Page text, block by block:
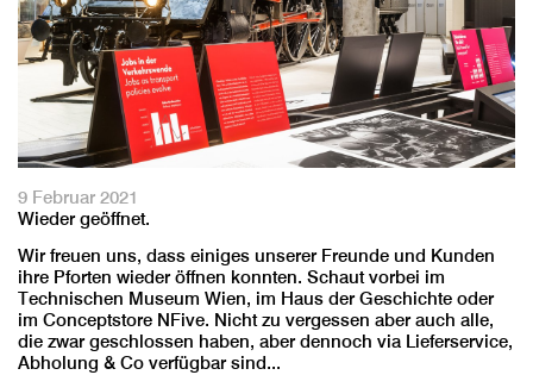
9 Februar 2021
Wieder geöffnet.
Wir freuen uns, dass einiges unserer Freunde und Kunden
ihre Pforten wieder öffnen konnten. Schaut vorbei im
Technischen Museum Wien, im Haus der Geschichte oder
im Conceptstore NFive. Nicht zu vergessen aber auch alle,
die zwar geschlossen haben, aber dennoch via Lieferservice,
Abholung & Co verfügbar sind...